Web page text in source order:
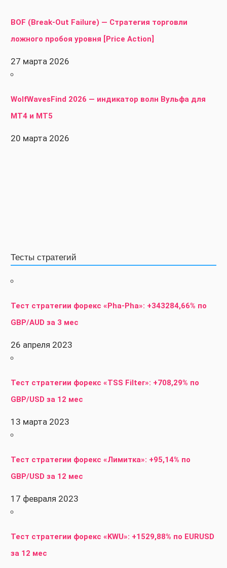
BOF (Break-Out Failure) — Стратегия торговли
ложного пробоя уровня [Price Action]
27 марта 2026
WolfWavesFind 2026 — индикатор волн Вульфа для
MT4 и MT5
20 марта 2026
Тесты стратегий
Тест стратегии форекс «Pha-Pha»: +343284,66% по
GBP/AUD за 3 мес
26 апреля 2023
Тест стратегии форекс «TSS Filter»: +708,29% по
GBP/USD за 12 мес
13 марта 2023
Тест стратегии форекс «Лимитка»: +95,14% по
GBP/USD за 12 мес
17 февраля 2023
Тест стратегии форекс «KWU»: +1529,88% по EURUSD
за 12 мес